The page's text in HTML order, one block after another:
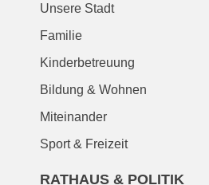
Unsere Stadt
Familie
Kinderbetreuung
Bildung & Wohnen
Miteinander
Sport & Freizeit
RATHAUS & POLITIK